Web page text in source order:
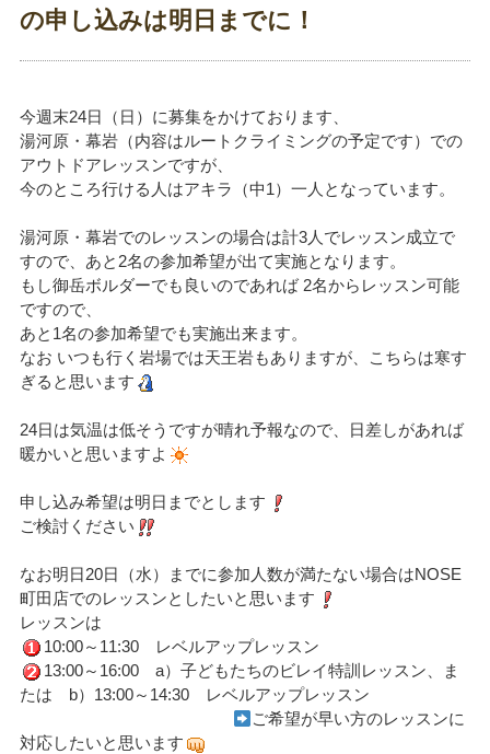
の申し込みは明日までに！
今週末24日（日）に募集をかけております、
湯河原・幕岩（内容はルートクライミングの予定です）での
アウトドアレッスンですが、
今のところ行ける人はアキラ（中1）一人となっています。
湯河原・幕岩でのレッスンの場合は計3人でレッスン成立で
すので、あと2名の参加希望が出て実施となります。
もし御岳ボルダーでも良いのであれば 2名からレッスン可能
ですので、
あと1名の参加希望でも実施出来ます。
なお いつも行く岩場では天王岩もありますが、こちらは寒す
ぎると思います
24日は気温は低そうですが晴れ予報なので、日差しがあれば
暖かいと思いますよ
申し込み希望は明日までとします
ご検討ください
なお明日20日（水）までに参加人数が満たない場合はNOSE
町田店でのレッスンとしたいと思います
レッスンは
10:00～11:30 レベルアップレッスン
13:00～16:00 a）子どもたちのビレイ特訓レッスン、ま
たは b）13:00～14:30 レベルアップレッスン
ご希望が早い方のレッスンに
対応したいと思います